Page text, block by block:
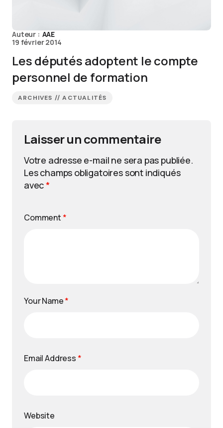
Auteur : AAE
19 février 2014
Les députés adoptent le compte
personnel de formation
ARCHIVES // ACTUALITÉS
Laisser un commentaire
Votre adresse e-mail ne sera pas publiée.
Les champs obligatoires sont indiqués
avec*
Comment *
Your Name*
Email Address *
Website